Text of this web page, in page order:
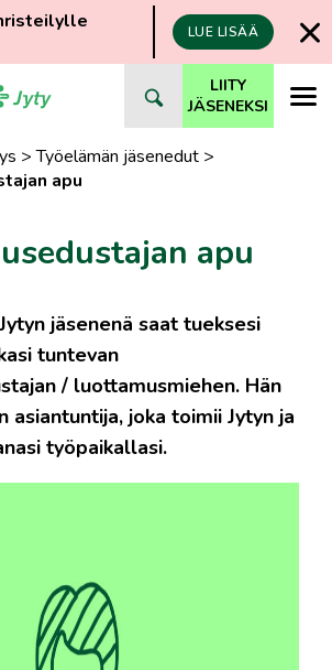
LUE LISÄÄ
LIITY
JÄSENEKSI
>Työelämän jäsenedut >
apu
apu
jäsenenä saat tueksesi
tuntevan
/ luottamusmiehen. Hän
asiantuntija, joka toimii Jytyn ja
työpaikallasi.